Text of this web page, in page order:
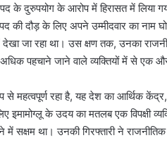
के दुरुपयोग के आरोप में हिरासत में लिया
पद की दौड़ के लिए अपने उम्मीदवार का
देखा जा रहा था। उस क्षण तक, उनका
पहचाने जाने वाले व्यक्तियों में से एक और
से महत्वपूर्ण रहा है, यह देश का आर्थिक
इमामोग्लू के उदय का मतलब एक विपक्षी
सक्षम था। उनकी गिरफ्तारी ने राजनीतिक